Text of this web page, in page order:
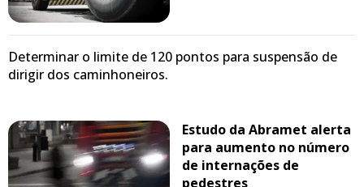
Determinar o limite de 120 pontos para suspensão de
dirigir dos caminhoneiros.
Estudo da Abramet alerta
para aumento no número
de internações de
pedestres